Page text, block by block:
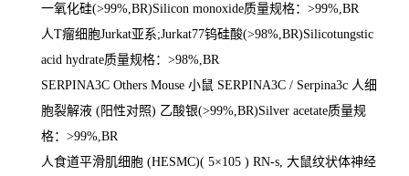
一氧化硅(>99%,BR)Silicon monoxide质量规格： >99%,BR
人T瘤细胞Jurkat亚系;Jurkat77钨硅酸(>98%,BR)Silicotungstic
acid hydrate质量规格： >98%,BR
SERPINA3C Others Mouse 小鼠 SERPINA3C / Serpina3c 人细
胞裂解液 (阳性对照) 乙酸银(>99%,BR)Silver acetate质量规
格： >99%,BR
人食道平滑肌细胞 (HESMC)( 5×105 ) RN-s, 大鼠纹状体神经